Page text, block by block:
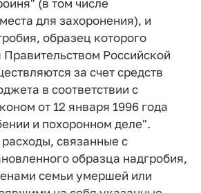
для захоронения), и
образец которого
Правительством Российской
за счет средств
в соответствии с
от 12 января 1996 года
и похоронном деле".
связанные с
образца надгробия,
семьи умершей или